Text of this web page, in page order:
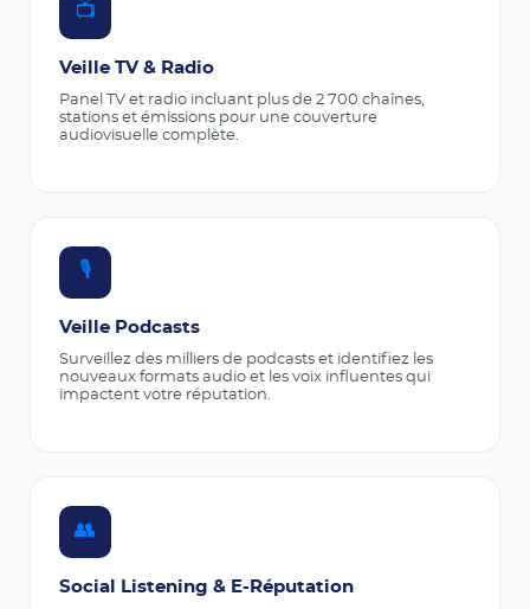
📺
Veille TV & Radio
Panel TV et radio incluant plus de 2 700 chaînes,
stations et émissions pour une couverture
audiovisuelle complète.
🎙️
Veille Podcasts
Surveillez des milliers de podcasts et identifiez les
nouveaux formats audio et les voix influentes qui
impactent votre réputation.
👥
Social Listening & E-Réputation